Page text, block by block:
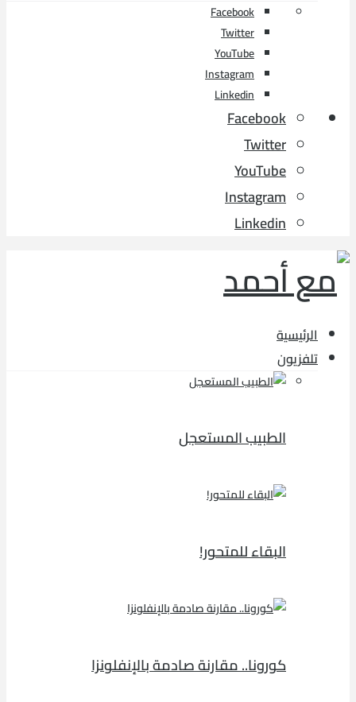
Facebook
Twitter
YouTube
Instagram
Linkedin
Facebook
Twitter
YouTube
Instagram
Linkedin
الرئيسية
تلفزيون
الطبيب المستعجل
البقاء للمتحور!
كورونا.. مقارنة صادمة بالإنفلونزا